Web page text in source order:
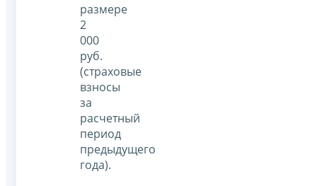
размере
2
000
руб.
(страховые
взносы
за
расчетный
период
предыдущего
года).